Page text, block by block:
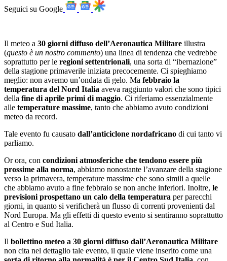
Seguici su Google
Il meteo a 30 giorni diffuso dell’Aeronautica Militare illustra
(questo è un nostro commento) una linea di tendenza che vedrebbe
soprattutto per le regioni settentrionali, una sorta di “ibernazione”
della stagione primaverile iniziata precocemente. Ci spieghiamo
meglio: non avremo un’ondata di gelo. Ma febbraio la
temperatura del Nord Italia aveva raggiunto valori che sono tipici
della fine di aprile primi di maggio. Ci riferiamo essenzialmente
alle temperature massime, tanto che abbiamo avuto condizioni
meteo da record.
Tale evento fu causato dall’anticiclone nordafricano di cui tanto vi
parliamo.
Or ora, con condizioni atmosferiche che tendono essere più
prossime alla norma, abbiamo nonostante l’avanzare della stagione
verso la primavera, temperature massime che sono simili a quelle
che abbiamo avuto a fine febbraio se non anche inferiori. Inoltre, le
previsioni prospettano un calo della temperatura per parecchi
giorni, in quanto si verificherà un flusso di correnti provenienti dal
Nord Europa. Ma gli effetti di questo evento si sentiranno soprattutto
al Centro e Sud Italia.
Il bollettino meteo a 30 giorni diffuso dall’Aeronautica Militare
non cita nel dettaglio tale evento, il quale viene inserito come una